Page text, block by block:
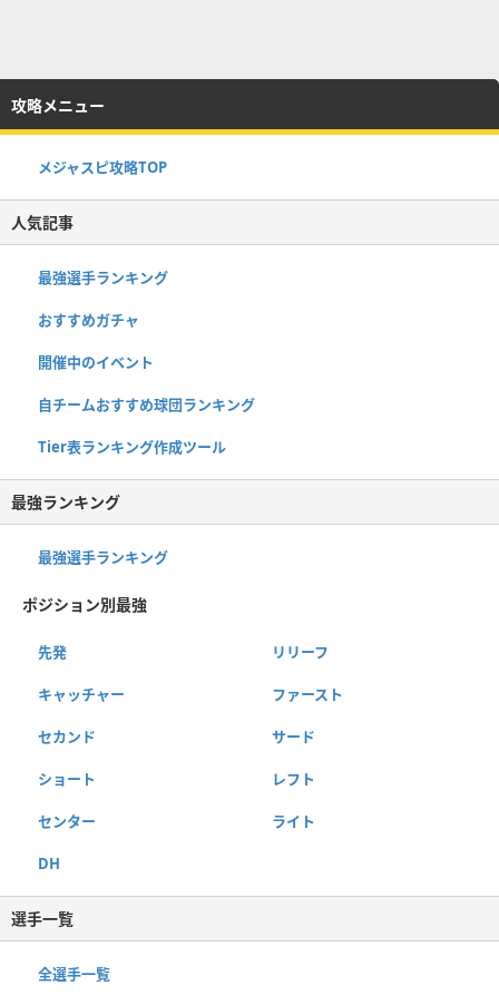
攻略メニュー
メジャスピ攻略TOP
人気記事
最強選手ランキング
おすすめガチャ
開催中のイベント
自チームおすすめ球団ランキング
Tier表ランキング作成ツール
最強ランキング
最強選手ランキング
ポジション別最強
先発 リリーフ
キャッチャー ファースト
セカンド サード
ショート レフト
センター ライト
DH
選手一覧
全選手一覧